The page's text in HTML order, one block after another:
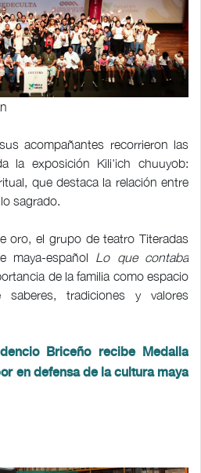
acompañantes recorrieron las
la exposición Kili'ich chuuyob:
que destaca la relación entre
sagrado.
oro, el grupo de teatro Titeradas
maya-español Lo que contaba
de la familia como espacio
tradiciones y valores
Briceño recibe Medalla
en defensa de la cultura maya